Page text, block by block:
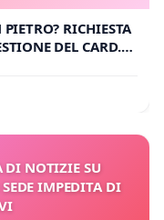
RICHIESTA
DEL CARD.
DI NOTIZIE SU
IMPEDITA DI